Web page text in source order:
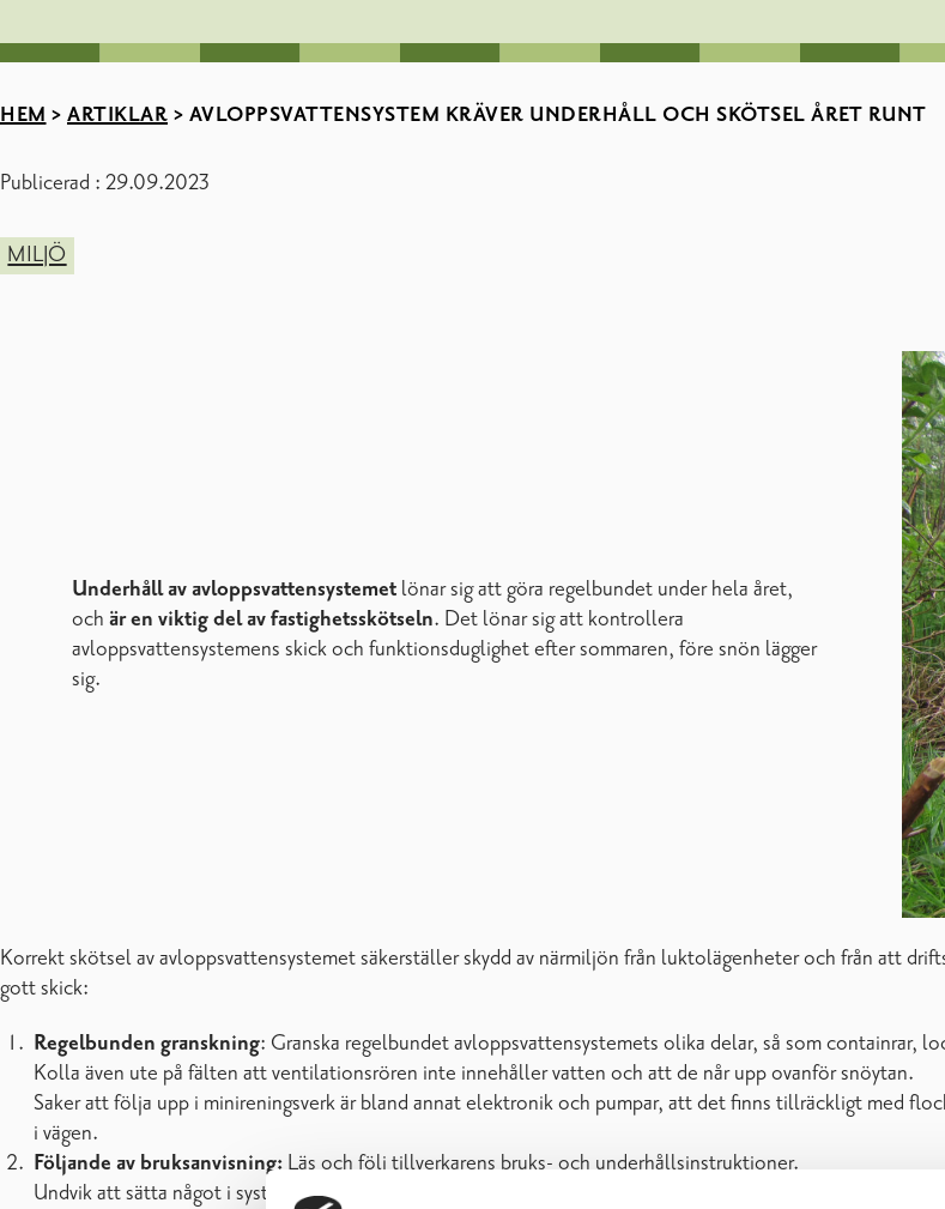
HEM > ARTIKLAR > AVLOPPSVATTENSYSTEM KRÄVER UNDERHÅLL OCH SKÖTSEL ÅRET RUNT
Publicerad : 29.09.2023
MILJÖ
Underhåll av avloppsvattensystemet lönar sig att göra regelbundet under hela året,
ochär en viktig del av fastighetsskötseln. Det lönar sig att kontrollera
avloppsvattensystemens skick och funktionsduglighet efter sommaren, före snön lägger
sig.
Korrekt skötsel av avloppsvattensystemet säkerställer skydd av närmiljön från luktolägenheter och från att
gott skick:
Regelbunden granskning: Granska regelbundet avloppsvattensystemets olika delar, så som
Kolla även ute på fälten att ventilationsrören inte innehåller vatten och att de når upp ovanför snöytan.
Saker att följa upp i minireningsverk är bland annat elektronik och pumpar, att det finns tillräckligt med
i vägen.
Följande av bruksanvisning: Läs och följ tillverkarens bruks- och underhållsinstruktioner.
Undvik att sätta något i systemet som kunde orsaka stopp eller skador i rören, som till exempel oupplöst